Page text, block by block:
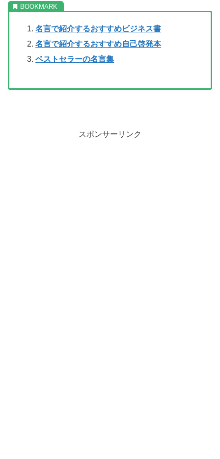
名言で紹介するおすすめビジネス書
名言で紹介するおすすめ自己啓発本
ベストセラーの名言集
スポンサーリンク